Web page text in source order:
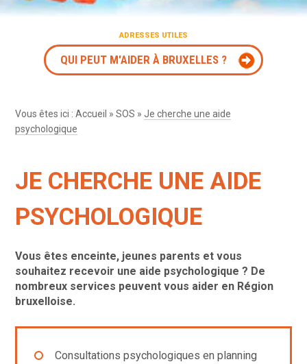
ADRESSES UTILES
QUI PEUT M'AIDER À BRUXELLES ?
Vous êtes ici :Accueil »SOS » Je cherche une aide
psychologique
JE CHERCHE UNE AIDE
PSYCHOLOGIQUE
Vous êtes enceinte, jeunes parents et vous
souhaitez recevoir une aide psychologique ? De
nombreux services peuvent vous aider en Région
bruxelloise.
Consultations psychologiques en planning